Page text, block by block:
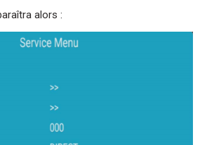
alors :